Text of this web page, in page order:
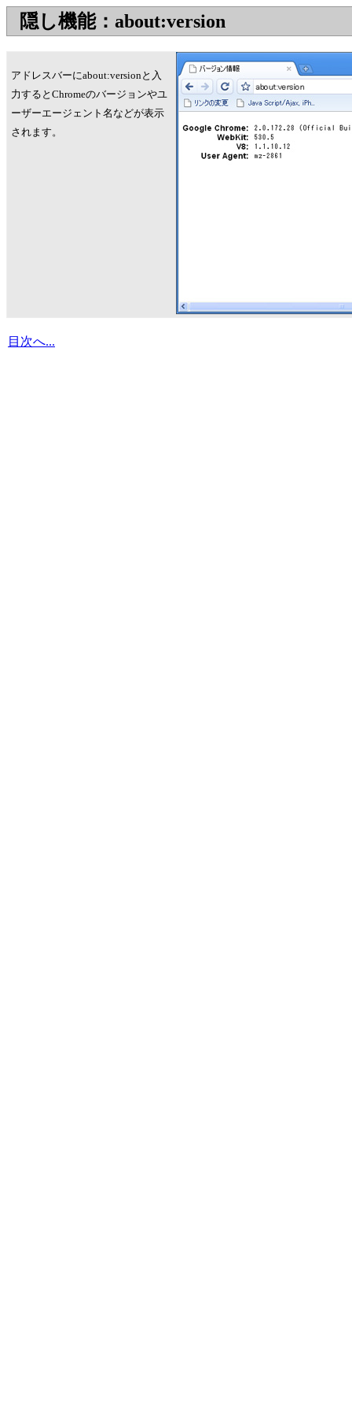
隠し機能：about:version
アドレスバーにabout:versionと入
力するとChromeのバージョンやユ
ーザーエージェント名などが表示
されます。
目次へ...